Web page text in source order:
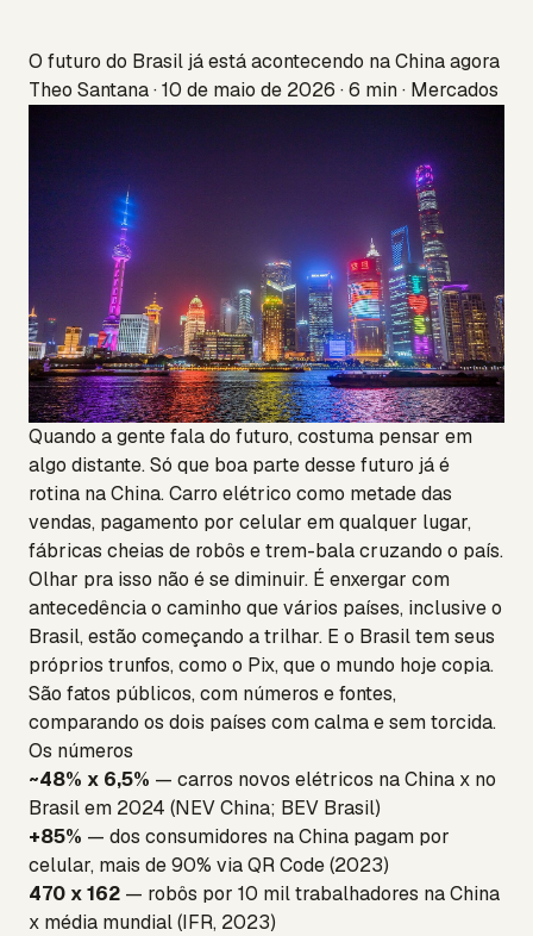
O futuro do Brasil já está acontecendo na China agora
Theo Santana · 10 de maio de 2026 · 6 min · Mercados
Quando a gente fala do futuro, costuma pensar em
algo distante. Só que boa parte desse futuro já é
rotina na China. Carro elétrico como metade das
vendas, pagamento por celular em qualquer lugar,
fábricas cheias de robôs e trem-bala cruzando o país.
Olhar pra isso não é se diminuir. É enxergar com
antecedência o caminho que vários países, inclusive o
Brasil, estão começando a trilhar. E o Brasil tem seus
próprios trunfos, como o Pix, que o mundo hoje copia.
São fatos públicos, com números e fontes,
comparando os dois países com calma e sem torcida.
Os números
~48% x 6,5% — carros novos elétricos na China x no
Brasil em 2024 (NEV China; BEV Brasil)
+85% — dos consumidores na China pagam por
celular, mais de 90% via QR Code (2023)
470 x 162 — robôs por 10 mil trabalhadores na China
x média mundial (IFR, 2023)